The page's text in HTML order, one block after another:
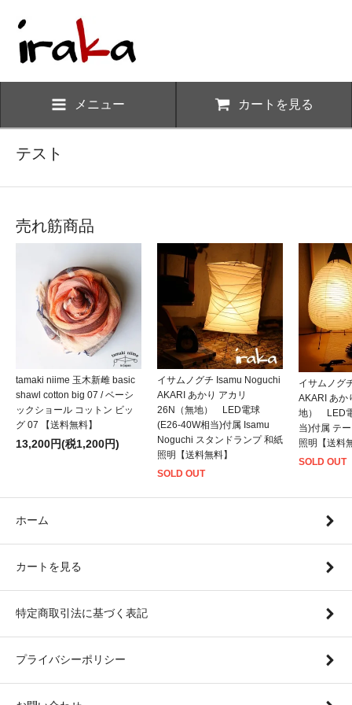
メニュー カートを見る
テスト
売れ筋商品
tamaki niime 玉木新雌 basic
shawl cotton big 07 / ベーシ
ックショール コットン ビッ
グ 07 【送料無料】
13,200円(税1,200円)
イサムノグチ Isamu Noguchi
AKARI あかり アカリ
26N（無地） LED電球
(E26-40W相当)付属 Isamu
Noguchi スタンドランプ 和紙
照明【送料無料】
SOLD OUT
イサムノグ
AKARI あか
地） LED
当)付属 テ
照明【送料
SOLD OUT
ホーム
カートを見る
特定商取引法に基づく表記
プライバシーポリシー